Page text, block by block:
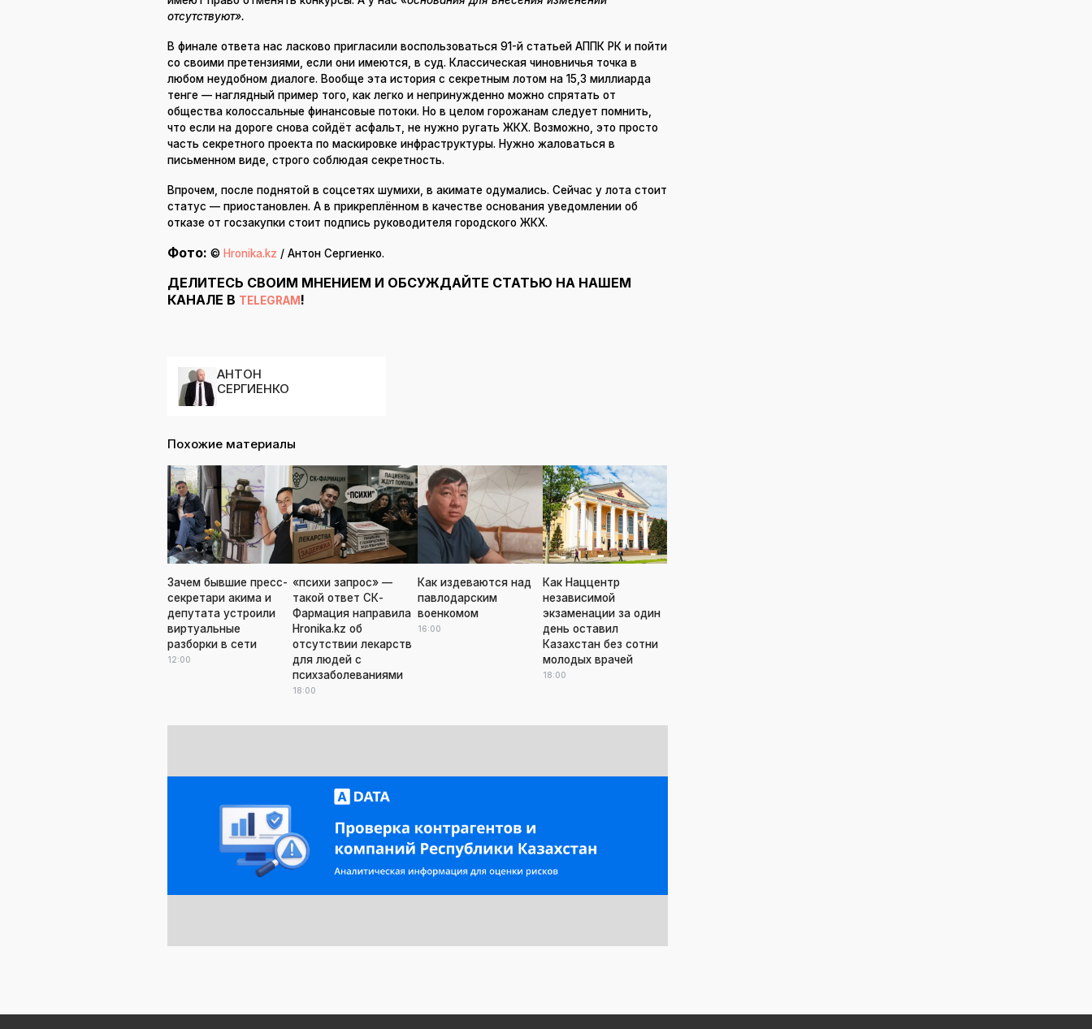
отсутствуют».
В финале ответа нас ласково пригласили воспользоваться 91-й статьей АППК РК и пойти
со своими претензиями, если они имеются, в суд. Классическая чиновничья точка в
любом неудобном диалоге. Вообще эта история с секретным лотом на 15,3 миллиарда
тенге — наглядный пример того, как легко и непринужденно можно спрятать от
общества колоссальные финансовые потоки. Но в целом горожанам следует помнить,
что если на дороге снова сойдёт асфальт, не нужно ругать ЖКХ. Возможно, это просто
часть секретного проекта по маскировке инфраструктуры. Нужно жаловаться в
письменном виде, строго соблюдая секретность.
Впрочем, после поднятой в соцсетях шумихи, в акимате одумались. Сейчас у лота стоит
статус — приостановлен. А в прикреплённом в качестве основания уведомлении об
отказе от госзакупки стоит подпись руководителя городского ЖКХ.
Фото: © Hronika.kz / Антон Сергиенко.
ДЕЛИТЕСЬ СВОИМ МНЕНИЕМ И ОБСУЖДАЙТЕ СТАТЬЮ НА НАШЕМ
КАНАЛЕ В TELEGRAM !
АНТОН
СЕРГИЕНКО
Похожие материалы
Зачем бывшие пресс-
секретари акима и
депутата устроили
виртуальные
разборки в сети
12:00
«психи запрос» —
такой ответ СК-
Фармация направила
Hronika.kz об
отсутствии лекарств
для людей с
психзаболеваниями
18:00
Как издеваются над
павлодарским
военкомом
16:00
Как Наццентр
независимой
экзаменации за один
день оставил
Казахстан без сотни
молодых врачей
18:00